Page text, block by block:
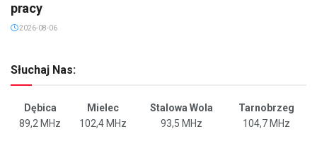
pracy
2026-08-06
Słuchaj Nas:
Dębica Mielec Stalowa Wola
Tarnobrzeg
89,2 MHz
102,4 MHz 93,5 MHz 104,7 MHz